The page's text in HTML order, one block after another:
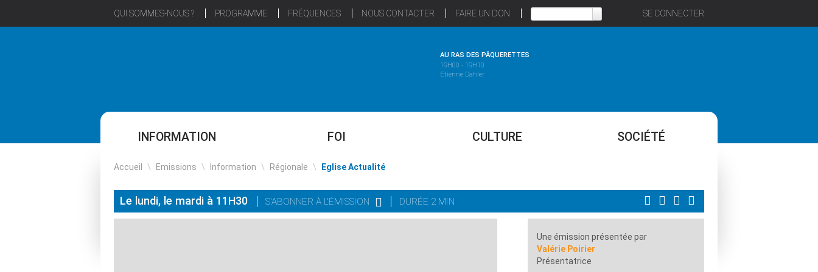
QUI SOMMES-NOUS ? PROGRAMME FRÉQUENCES NOUS CONTACTER FAIRE UN DON SE CONNECTER
AU RAS DES PÂQUERETTES
19H00 - 19H10
Etienne Dahler
INFORMATION FOI CULTURE SOCIÉTÉ
Accueil \ Emissions \ Information \ Régionale \ Eglise Actualité
Le lundi, le mardi à 11H30 S'ABONNER À L'ÉMISSION DURÉE 2 MIN
Une émission présentée par
Valérie Poirier
Présentatrice